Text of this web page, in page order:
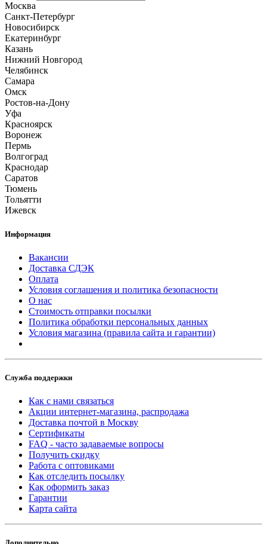
Москва
Санкт-Петербург
Новосибирск
Екатеринбург
Казань
Нижний Новгород
Челябинск
Самара
Омск
Ростов-на-Дону
Уфа
Красноярск
Воронеж
Пермь
Волгоград
Краснодар
Саратов
Тюмень
Тольятти
Ижевск
Информация
Вакансии
Доставка СДЭК
Оплата
Условия соглашения и политика безопасности
О нас
Стоимость отправки посылки
Политика обработки персональных данных
Условия магазина (правила сайта и гарантии)
Служба поддержки
Как с нами связаться
Акции интернет-магазина, распродажа
Доставка почтой в Москву
Сертификаты
FAQ - часто задаваемые вопросы
Получить скидку
Работа с оптовиками
Как отследить посылку
Как оформить заказ
Гарантии
Карта сайта